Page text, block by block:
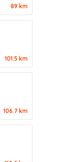
89 km
101.5 km
106.7 km